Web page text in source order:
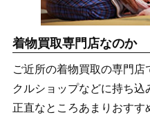
着物買取専門店なのか
ご近所の着物買取の専門店
クルショップなどに持ち
正直なところあまりおすす